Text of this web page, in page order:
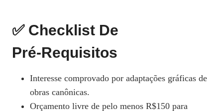
✅ Checklist De
Pré‑Requisitos
Interesse comprovado por adaptações gráficas de
obras canônicas.
Orçamento livre de pelo menos R$150 para